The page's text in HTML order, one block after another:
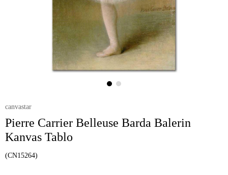
canvastar
Pierre Carrier Belleuse Barda Balerin
Kanvas Tablo
(CN15264)